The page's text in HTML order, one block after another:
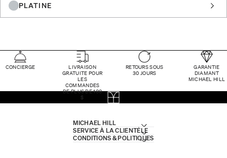
PLATINE
CONCIERGE
LIVRAISON
GRATUITE POUR
LES
COMMANDES
DE PLUS DE 100
$
RETOURS SOUS
30 JOURS
GARANTIE
DIAMANT
MICHAEL HILL
MICHAEL HILL
SERVICE À LA CLIENTÈLE
CONDITIONS & POLITIQUES